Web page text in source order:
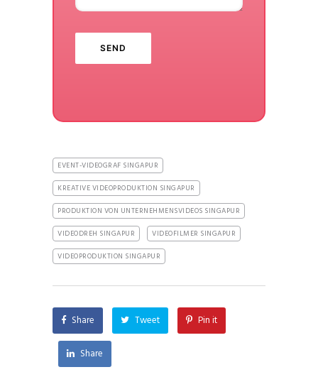
EVENT-VIDEOGRAF SINGAPUR
KREATIVE VIDEOPRODUKTION SINGAPUR
PRODUKTION VON UNTERNEHMENSVIDEOS SINGAPUR
VIDEODREH SINGAPUR
VIDEOFILMER SINGAPUR
VIDEOPRODUKTION SINGAPUR
Share Tweet Pin it
Share